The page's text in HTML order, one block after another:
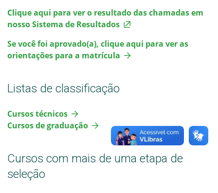
Processo de Inscrição
Resultados Vagas Remanescentes
Como posso estudar no IFSC?
Calendário de inscrições
Cotas
Clique aqui para ver o resultado das chamadas em
nosso Sistema de Resultados
Se você foi aprovado(a), clique aqui para ver as
orientações para a matrícula
Listas de classificação
Cursos técnicos
Cursos de graduação
Cursos com mais de uma etapa de
seleção